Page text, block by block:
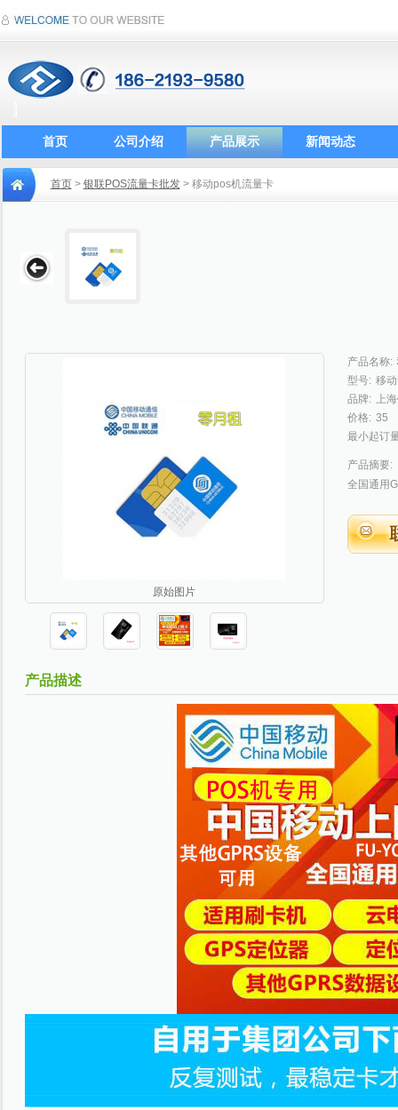
首页 公司介绍 产品展示 新闻动态
首页> 银联POS流量卡批发> 移动pos机流量卡
原始图片
产品名称:
型号: 移
品牌:
上
价格: 35
最小起订
产品摘要:
全国通用
产品描述